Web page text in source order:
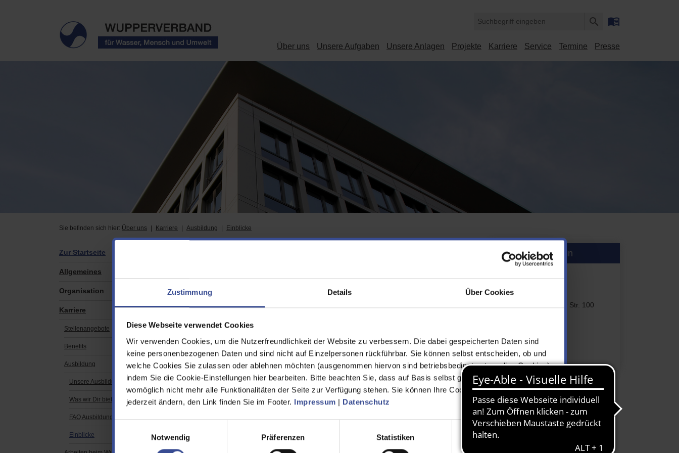
Zustimmung Details Über Cookies
Diese Webseite verwendet Cookies
Wir verwenden Cookies, um die Nutzerfreundlichkeit der Website zu verbessern. Die dabei gespeicherten Daten sind
keine personenbezogenen Daten und sind nicht auf Einzelpersonen rückführbar. Sie können selbst entscheiden, ob und
welche Cookies Sie zulassen oder ablehnen möchten (ausgenommen hiervon sind betriebsbedingt notwendige Cookies),
indem Sie die Cookie-Einstellungen hier bearbeiten. Bitte beachten Sie, dass auf Basis selbst gesetzter Einstellungen
womöglich nicht mehr alle Funktionalitäten der Seite zur Verfügung stehen. Sie können Ihre Cookie-Einstellungen
jederzeit ändern, den Link finden Sie im Footer. Impressum | Datenschutz
Notwendig
Präferenzen Statistiken Marketing
menu_book
search
starten
Über uns Unsere Aufgaben Unsere Anlagen Projekte Karriere Service Termine Presse
Sie befinden sich hier: Über uns Karriere Ausbildung Einblicke
Zur Startseite
Allgemeines
Organisation
Karriere
Stellenangebote
Benefits
Ausbildung
Unsere Ausbildungsberufe
Was wir Dir bieten
FAQ Ausbildung
Einblicke
Praxisnahe Einblicke durch Filme, Audios und Interviews
Ansprechpartnerin
Julia Möbus
Hauptverwaltung
Untere Lichtenplatzer Str. 100
Nachricht senden